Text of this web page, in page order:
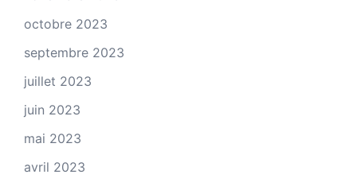
octobre 2023
septembre 2023
juillet 2023
juin 2023
mai 2023
avril 2023